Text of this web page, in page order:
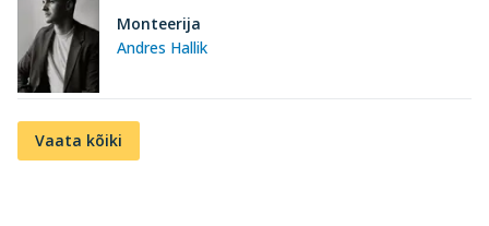
Andres Hallik
Monteerija
Vaata kõiki